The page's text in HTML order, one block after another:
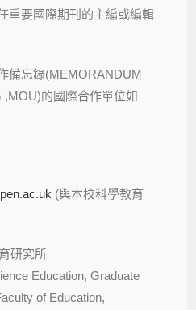
重要國際期刊的主編或編輯
備忘錄(MEMORANDUM
的國際合作單位如
(與本校科學教育
研究所
Education, Graduate
of Education,